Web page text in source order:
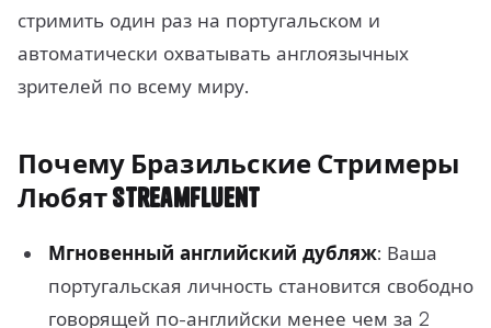
стримить один раз на португальском и
автоматически охватывать англоязычных
зрителей по всему миру.
Почему Бразильские Стримеры
Любят StreamFluent
Мгновенный английский дубляж: Ваша
португальская личность становится свободно
говорящей по-английски менее чем за 2